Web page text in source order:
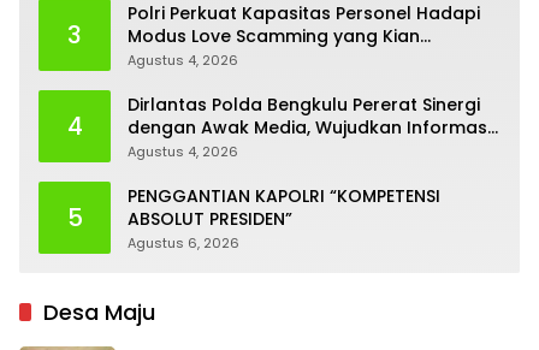
3
Polri Perkuat Kapasitas Personel Hadapi
Modus Love Scamming yang Kian
Kompleks
Agustus 4, 2026
4
Dirlantas Polda Bengkulu Pererat Sinergi
dengan Awak Media, Wujudkan Informasi
yang Edukatif dan Berkualitas
Agustus 4, 2026
5
PENGGANTIAN KAPOLRI “KOMPETENSI
ABSOLUT PRESIDEN”
Agustus 6, 2026
Desa Maju